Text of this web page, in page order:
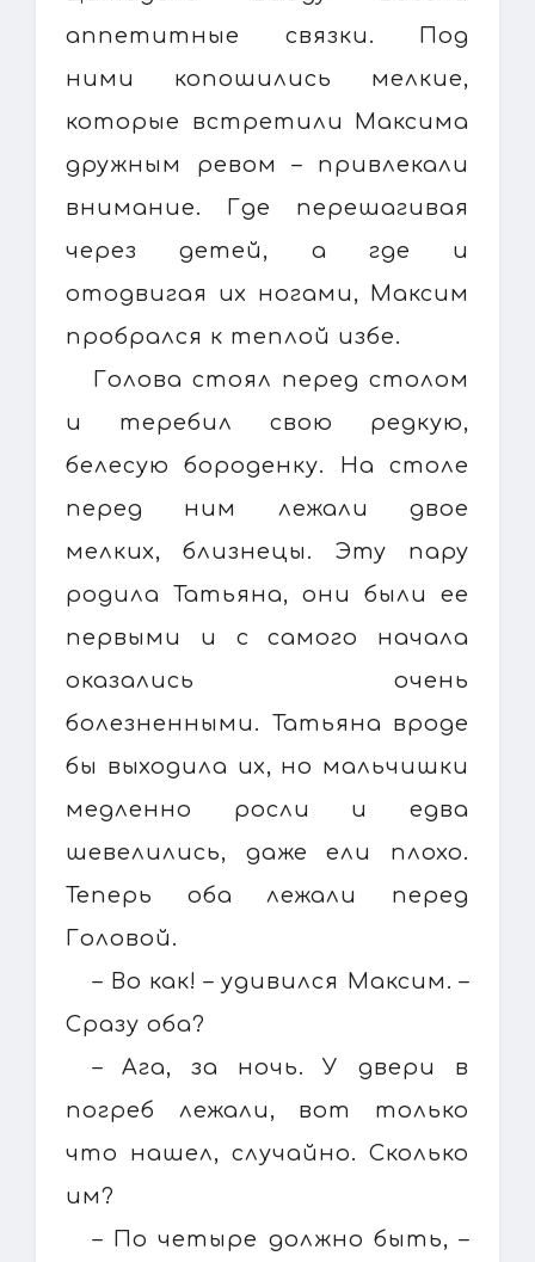
аппетитные связки. Под
ними копошились мелкие,
которые встретили Максима
дружным ревом – привлекали
внимание. Где перешагивая
через детей, а где и
отодвигая их ногами, Максим
пробрался к теплой избе.
Голова стоял перед столом
и теребил свою редкую,
белесую бороденку. На столе
перед ним лежали двое
мелких, близнецы. Эту пару
родила Татьяна, они были ее
первыми и с самого начала
оказались очень
болезненными. Татьяна вроде
бы выходила их, но мальчишки
медленно росли и едва
шевелились, даже ели плохо.
Теперь оба лежали перед
Головой.
– Во как! – удивился Максим. –
Сразу оба?
– Ага, за ночь. У двери в
погреб лежали, вот только
что нашел, случайно. Сколько
им?
– По четыре должно быть, –